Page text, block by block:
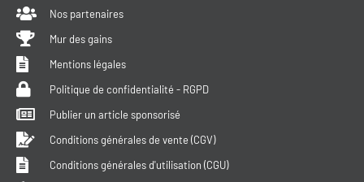
Nos partenaires
Mur des gains
Mentions légales
Politique de confidentialité - RGPD
Publier un article sponsorisé
Conditions générales de vente (CGV)
Conditions générales d'utilisation (CGU)